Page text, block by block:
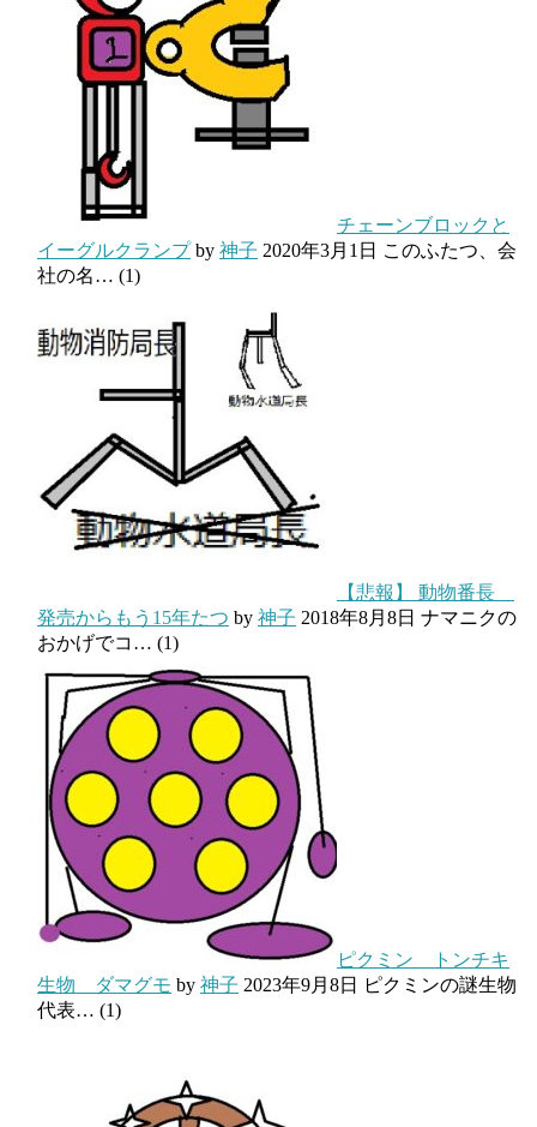
チェーンブロックと
イーグルクランプby 神子 2020年3月1日 このふたつ、会
社の名… (1)
【悲報】 動物番長
発売からもう15年たつ by 神子 2018年8月8日 ナマニクの
おかげでコ… (1)
ピクミン トンチキ
生物 ダマグモ by 神子 2023年9月8日
ピクミンの謎生物
代表… (1)